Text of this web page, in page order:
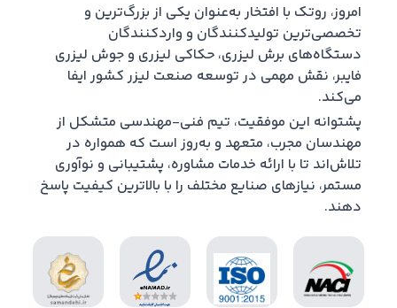
امروز، روتک با افتخار به‌عنوان یکی از بزرگ‌ترین و
تخصصی‌ترین تولیدکنندگان و واردکنندگان
دستگاه‌های برش لیزری، حکاکی لیزری و جوش لیزری
فایبر، نقش مهمی در توسعه صنعت لیزر کشور ایفا
می‌کند.
پشتوانه این موفقیت، تیم فنی-مهندسی متشکل از
مهندسان مجرب، متعهد و به‌روز است که همواره در
تلاش‌اند تا با ارائه خدمات مشاوره، پشتیبانی و نوآوری
مستمر، نیازهای صنایع مختلف را با بالاترین کیفیت پاسخ
دهند.